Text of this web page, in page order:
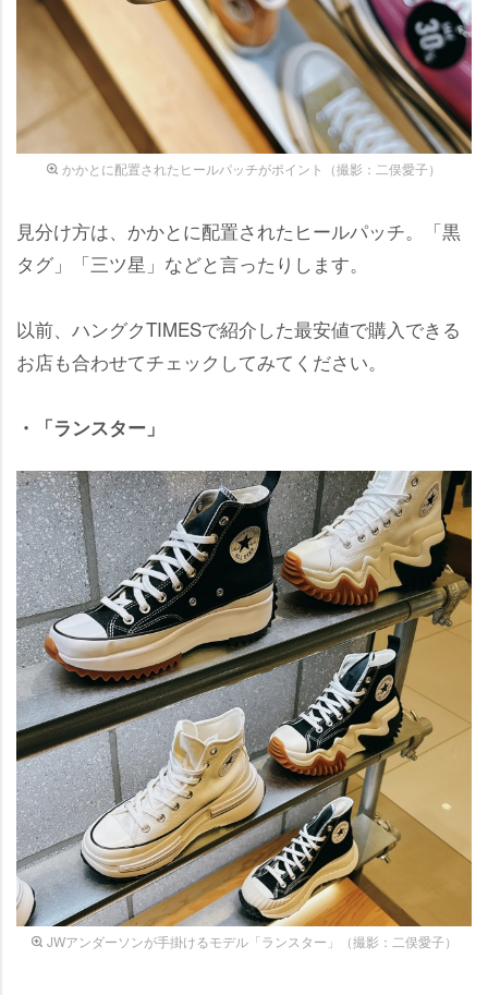
かかとに配置されたヒールパッチがポイント（撮影：二俣愛子）
見分け方は、かかとに配置されたヒールパッチ。「黒
タグ」「三ツ星」などと言ったりします。
以前、ハングクTIMESで紹介した最安値で購入できる
お店も合わせてチェックしてみてください。
・「ランスター」
JWアンダーソンが手掛けるモデル「ランスター」（撮影：二俣愛子）